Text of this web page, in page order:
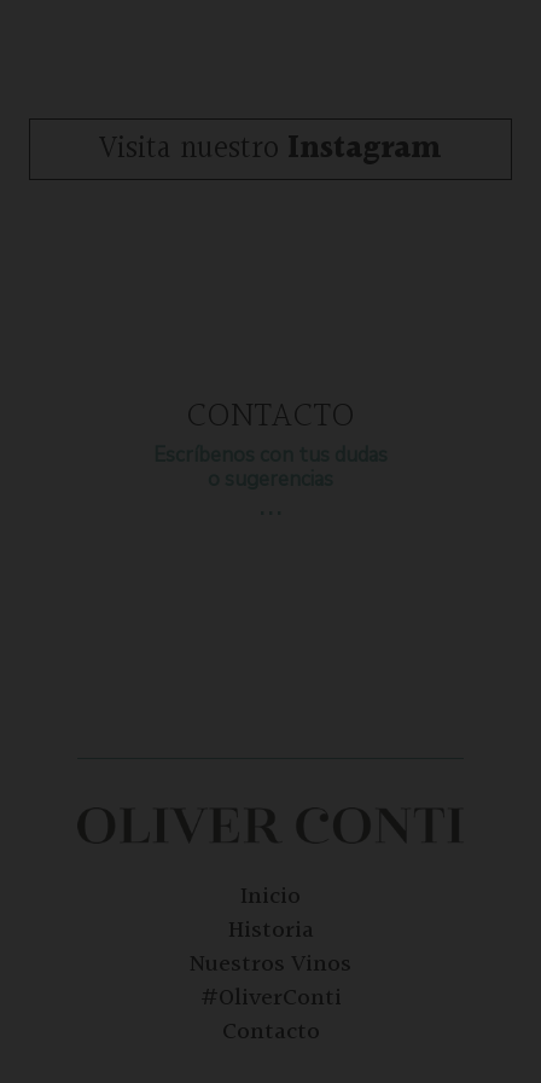
Visita nuestro Instagram
CONTACTO
Inicio
Historia
Nuestros Vinos
#OliverConti
Contacto